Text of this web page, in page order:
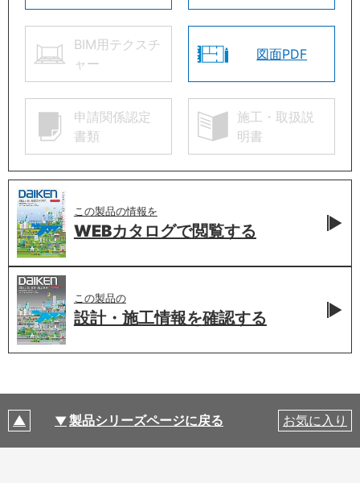
BIM用テクスチ
ャー
図面PDF
申請関係認定
書類
施工・取扱説
明書
この製品の情報を
WEBカタログで閲覧する
この製品の
設計・施工情報を確認する
製品シリーズページに戻る お気に入り